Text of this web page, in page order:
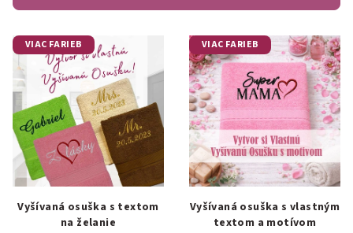
p
r
o
d
u
k
o
v
V
ý
p
s
p
r
o
VIAC FARIEB
Vyšívaná osuška s textom
na želanie
VIAC FARIEB
Vyšívaná osuška s vlastným
textom a motívom